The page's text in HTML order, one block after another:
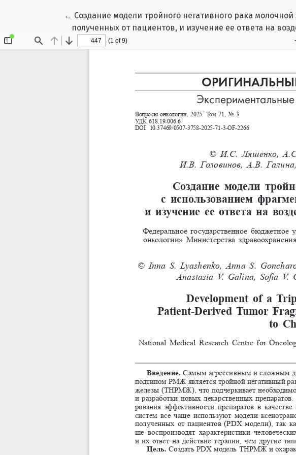
← Вернуться к Подробностям о статье
Создание модели тройного негативного рака
полученных от пациентов, и изучение ее ответа на